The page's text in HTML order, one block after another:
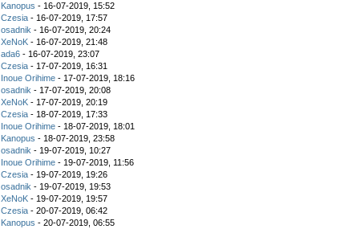
Kanopus - 16-07-2019, 15:52
Czesia - 16-07-2019, 17:57
osadnik - 16-07-2019, 20:24
XeNoK - 16-07-2019, 21:48
ada6 - 16-07-2019, 23:07
Czesia - 17-07-2019, 16:31
Inoue Orihime - 17-07-2019, 18:16
osadnik - 17-07-2019, 20:08
XeNoK - 17-07-2019, 20:19
Czesia - 18-07-2019, 17:33
Inoue Orihime - 18-07-2019, 18:01
Kanopus - 18-07-2019, 23:58
osadnik - 19-07-2019, 10:27
Inoue Orihime - 19-07-2019, 11:56
Czesia - 19-07-2019, 19:26
osadnik - 19-07-2019, 19:53
XeNoK - 19-07-2019, 19:57
Czesia - 20-07-2019, 06:42
Kanopus - 20-07-2019, 06:55